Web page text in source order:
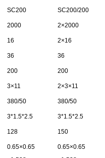
SC200 SC200/200
2000 2×2000
16 2×16
36 36
200 200
3×11 2×3×11
380/50 380/50
3*1.5*2.5 3*1.5*2.5
128 150
0.65×0.65
0.65×0.65